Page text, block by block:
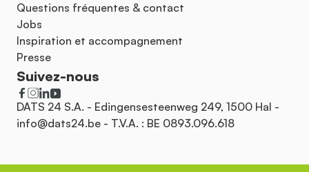
Questions fréquentes & contact
Jobs
Inspiration et accompagnement
Presse
Suivez-nous
DATS 24 S.A. - Edingensesteenweg 249, 1500 Hal -
info@dats24.be - T.V.A. : BE 0893.096.618